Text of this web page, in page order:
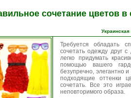
сочетание цветов в
Требуется обладать
сочетать одежду друг
легко придумать
помощью вашего
безупречно, элегантно
подходящие оттенки
сочетать. Все это
неповторимого образа.